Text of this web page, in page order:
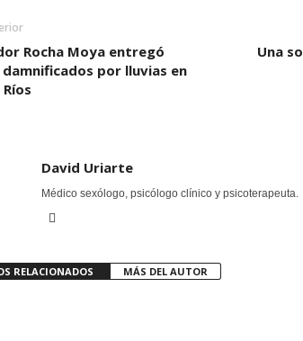
Rocha Moya entregó
por lluvias en
Ríos
Una
David Uriarte
Médico sexólogo, psicólogo clínico y psicoterapeuta.
RELACIONADOS MÁS DEL AUTOR